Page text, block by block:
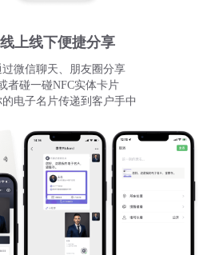
线上线下便捷分享
过微信聊天、朋友圈分享
者碰一碰NFC实体卡片
的电子名片传递到客户手中